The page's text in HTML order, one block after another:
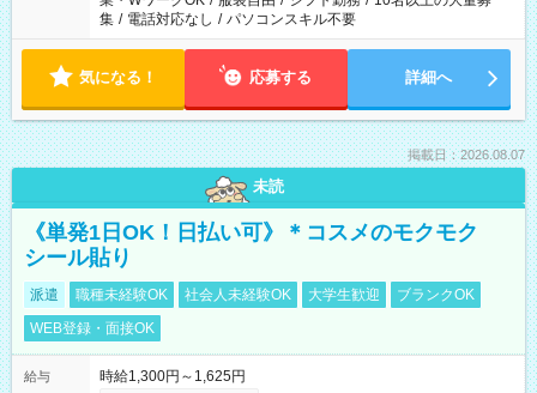
集 / 電話対応なし / パソコンスキル不要
気になる！ 応募する 詳細へ
掲載日：2026.08.07
未読
《単発1日OK！日払い可》＊コスメのモクモク
シール貼り
派遣 職種未経験OK 社会人未経験OK 大学生歓迎
ブランクOK
WEB登録・面接OK
給与
時給1,300円～1,625円